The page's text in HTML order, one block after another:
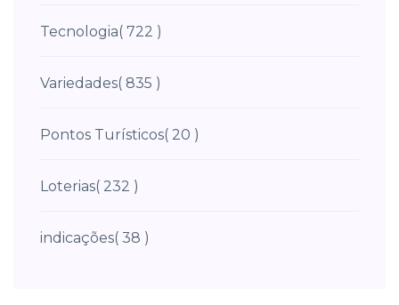
Tecnologia( 722 )
Variedades( 835 )
Pontos Turísticos( 20 )
Loterias( 232 )
indicações( 38 )